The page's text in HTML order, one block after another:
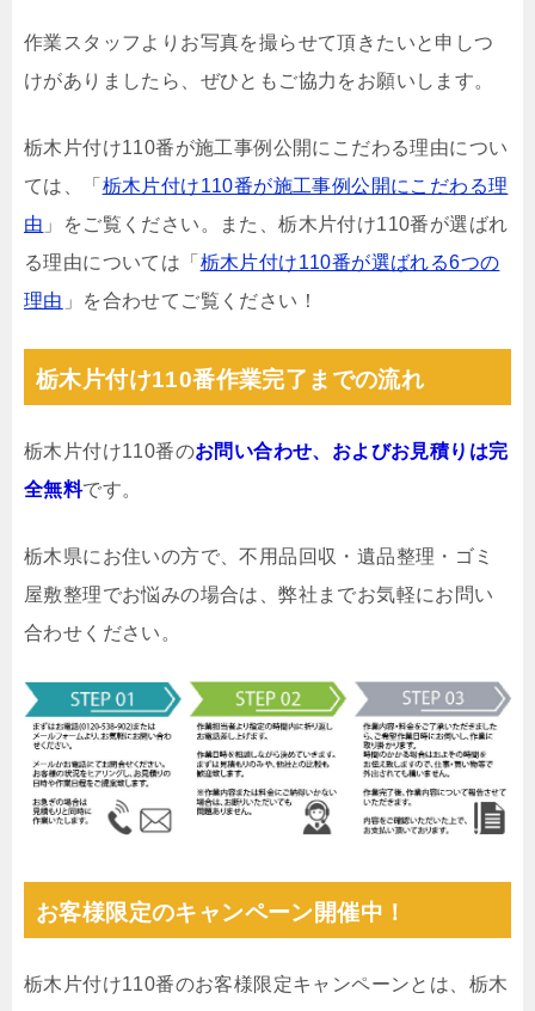
作業スタッフよりお写真を撮らせて頂きたいと申しつ
けがありましたら、ぜひともご協力をお願いします。
栃木片付け110番が施工事例公開にこだわる理由につい
ては、「 栃木片付け110番が施工事例公開にこだわる理
由 」をご覧ください。また、栃木片付け110番が選ばれ
る理由については「 栃木片付け110番が選ばれる6つの
理由 」を合わせてご覧ください！
栃木片付け110番作業完了までの流れ
栃木片付け110番のお問い合わせ、およびお見積りは完
全無料です。
栃木県にお住いの方で、不用品回収・遺品整理・ゴミ
屋敷整理でお悩みの場合は、弊社までお気軽にお問い
合わせください。
お客様限定のキャンペーン開催中！
栃木片付け110番のお客様限定キャンペーンとは、栃木